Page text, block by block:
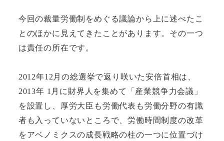
今回の裁量労働制をめぐる議論から上に述べたこ
とのほかに見えてきたことがあります。その一つ
は責任の所在です。
2012年12月の総選挙で返り咲いた安倍首相は、
2013年 1月に財界人を集めて「産業競争力会議」
を設置し、厚労大臣も労働代表も労働分野の有識
者も入っていないところで、労働時間制度の改革
をアベノミクスの成長戦略の柱の一つに位置づけ